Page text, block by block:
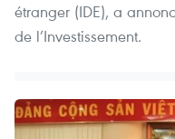
étranger (IDE), a
de l’Investissement.